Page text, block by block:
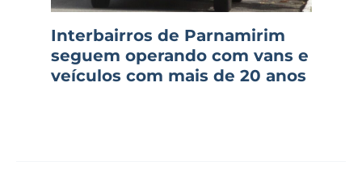
Interbairros de Parnamirim
seguem operando com vans e
veículos com mais de 20 anos